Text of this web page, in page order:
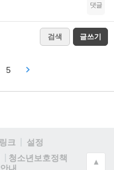
댓글
검색 글쓰기
5
크
설정
청소년보호정책
▲